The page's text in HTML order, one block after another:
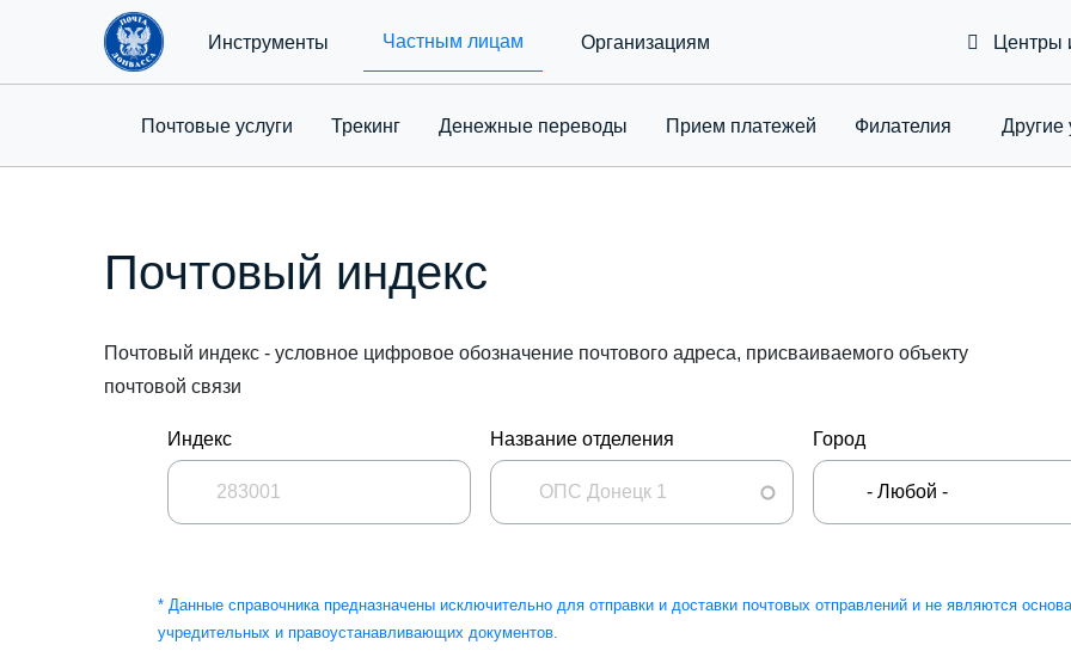
Инструменты Частным лицам Организациям
Почтовые услуги Трекинг Денежные переводы Приeм платежей Филателия
Toggle
Другие
Центры
Почтовый индекс
Почтовый индекс - условное цифровое обозначение почтового адреса, присваиваемого объекту
почтовой связи
Индекс Название отделения Город
* Данные справочника предназначены исключительно для отправки и доставки почтовых отправлений и не являются
учредительных и правоустанавливающих документов.